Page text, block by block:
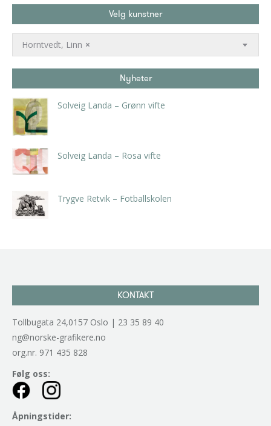
Velg kunstner
×
Horntvedt, Linn
Nyheter
Solveig Landa – Grønn vifte
Solveig Landa – Rosa vifte
Trygve Retvik – Fotballskolen
KONTAKT
Tollbugata 24,0157 Oslo | 23 35 89 40
ng@norske-grafikere.no
org.nr. 971 435 828
Følg oss:
Åpningstider: